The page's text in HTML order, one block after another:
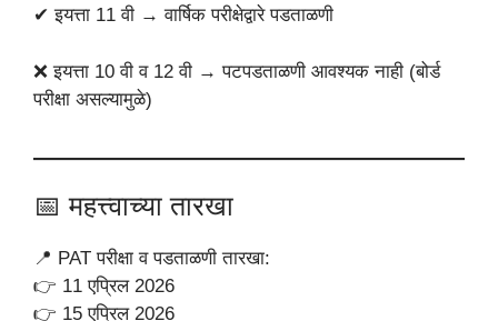
✔ इयत्ता 11 वी → वार्षिक परीक्षेद्वारे पडताळणी
❌ इयत्ता 10 वी व 12 वी → पटपडताळणी आवश्यक नाही (बोर्ड
परीक्षा असल्यामुळे)
📅 महत्त्वाच्या तारखा
📍 PAT परीक्षा व पडताळणी तारखा:
👉 11 एप्रिल 2026
👉 15 एप्रिल 2026